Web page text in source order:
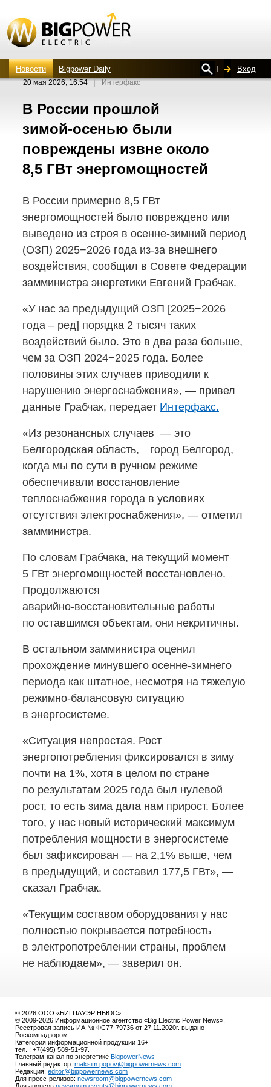
Новости Bigpower Daily Вход
20 мая 2026, 16:54 | Интерфакс
В России прошлой
зимой-осенью были
повреждены извне около
8,5 ГВт энергомощностей
В России примерно 8,5 ГВт
энергомощностей было повреждено или
выведено из строя в осенне-зимний период
(ОЗП) 2025−2026 года из-за внешнего
воздействия, сообщил в Совете Федерации
замминистра энергетики Евгений Грабчак.
«У нас за предыдущий ОЗП [2025−2026
года – ред] порядка 2 тысяч таких
воздействий было. Это в два раза больше,
чем за ОЗП 2024−2025 года. Более
половины этих случаев приводили к
нарушению энергоснабжения», — привел
данные Грабчак, передает Интерфакс.
«Из резонансных случаев — это
Белгородская область, город Белгород,
когда мы по сути в ручном режиме
обеспечивали восстановление
теплоснабжения города в условиях
отсутствия электроснабжения», — отметил
замминистра.
По словам Грабчака, на текущий момент
5 ГВт энергомощностей восстановлено.
Продолжаются
аварийно-восстановительные работы
по оставшимся объектам, они некритичны.
В остальном замминистра оценил
прохождение минувшего осенне-зимнего
периода как штатное, несмотря на тяжелую
режимно-балансовую ситуацию
в энергосистеме.
«Ситуация непростая. Рост
энергопотребления фиксировался в зиму
почти на 1%, хотя в целом по стране
по результатам 2025 года был нулевой
рост, то есть зима дала нам прирост. Более
того, у нас новый исторический максимум
потребления мощности в энергосистеме
был зафиксирован — на 2,1% выше, чем
в предыдущий, и составил 177,5 ГВт», —
сказал Грабчак.
«Текущим составом оборудования у нас
полностью покрывается потребность
в электропотреблении страны, проблем
не наблюдаем», — заверил он.
© 2026 ООО «БИГПАУЭР НЬЮС».
© 2009-2026 Информационное агентство «Big Electric Power News».
Реестровая запись ИА № ФС77-79736 от 27.11.2020г. выдано
Роскомнадзором.
Категория информационной продукции 16+
тел. : +7(495) 589-51-97.
Телеграм-канал по энергетике BigpowerNews
Главный редактор: maksim.popov@bigpowernews.com
Редакция: editor@bigpowernews.com
Для пресс-релизов: newsroom@bigpowernews.com